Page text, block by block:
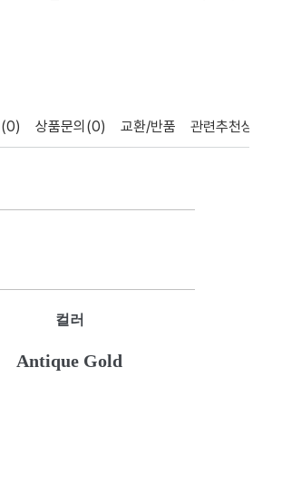
(0) 상품문의 (0) 교환/반품 관련추천상품
컬러
Antique Gold